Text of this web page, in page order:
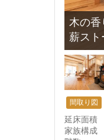
木の香
薪スト
間取り図
延床面積
家族構成